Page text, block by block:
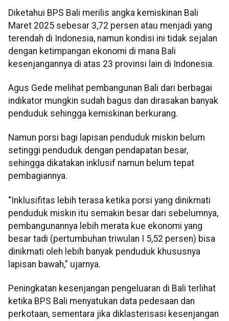
Diketahui BPS Bali merilis angka kemiskinan Bali
Maret 2025 sebesar 3,72 persen atau menjadi yang
terendah di Indonesia, namun kondisi ini tidak sejalan
dengan ketimpangan ekonomi di mana Bali
kesenjangannya di atas 23 provinsi lain di Indonesia.
Agus Gede melihat pembangunan Bali dari berbagai
indikator mungkin sudah bagus dan dirasakan banyak
penduduk sehingga kemiskinan berkurang.
Namun porsi bagi lapisan penduduk miskin belum
setinggi penduduk dengan pendapatan besar,
sehingga dikatakan inklusif namun belum tepat
pembagiannya.
“Inklusifitas lebih terasa ketika porsi yang dinikmati
penduduk miskin itu semakin besar dari sebelumnya,
pembangunannya lebih merata kue ekonomi yang
besar tadi (pertumbuhan triwulan I 5,52 persen) bisa
dinikmati oleh lebih banyak penduduk khususnya
lapisan bawah,” ujarnya.
Peningkatan kesenjangan pengeluaran di Bali terlihat
ketika BPS Bali menyatukan data pedesaan dan
perkotaan, sementara jika diklasterisasi kesenjangan